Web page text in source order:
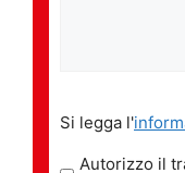
legga
l'informativa
Si legga l'
Autorizzo il